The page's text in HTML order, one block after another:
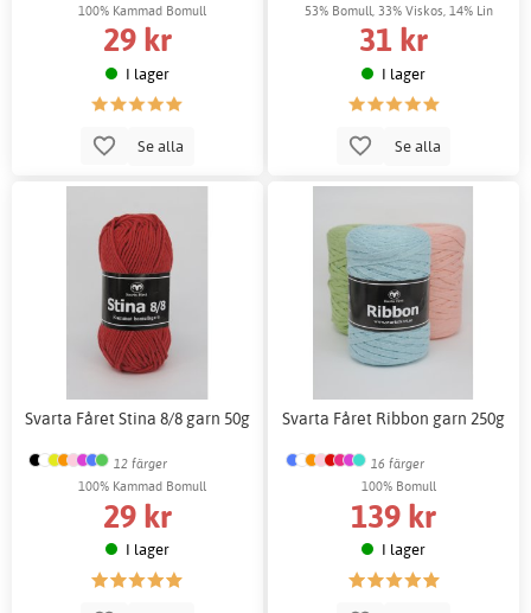
100% Kammad Bomull
29 kr
I lager
Se alla
53% Bomull, 33% Viskos, 14% Lin
31 kr
I lager
Se alla
Svarta Fåret Stina 8/8 garn 50g
12 färger
100% Kammad Bomull
29 kr
I lager
Svarta Fåret Ribbon garn 250g
16 färger
100% Bomull
139 kr
I lager